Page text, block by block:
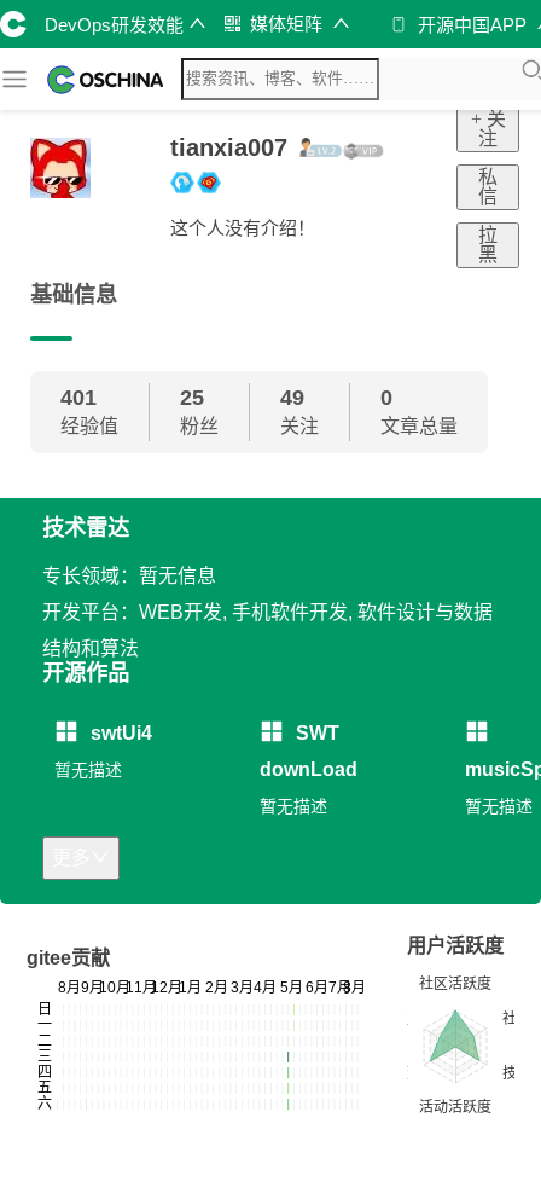
DevOps研发效能 媒体矩阵 开源中国APP
tianxia007
这个人没有介绍！
+ 关
注
私
信
拉
黑
基础信息
401
经验值
25
粉丝
49
关注
0
文章总量
技术雷达
专长领域：暂无信息
开发平台：WEB开发, 手机软件开发, 软件设计与数据
结构和算法
开源作品
swtUi4
暂无描述
SWT
downLoad
暂无描述 暂无描述
gitee贡献
用户活跃度